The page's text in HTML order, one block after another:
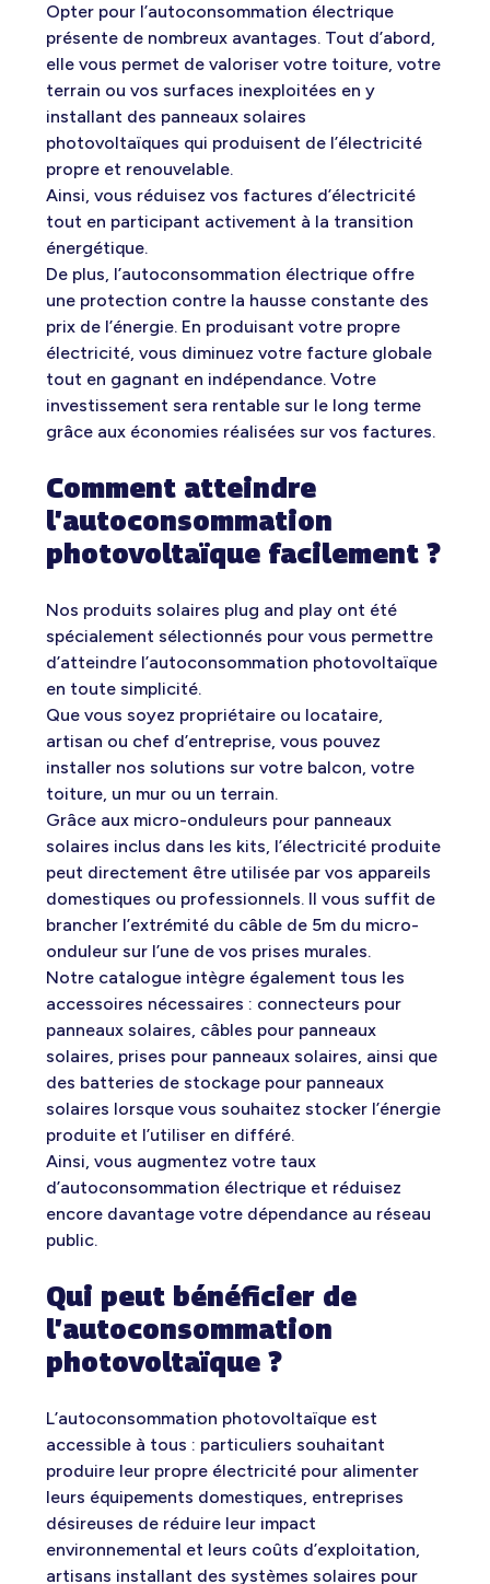
Opter pour l’autoconsommation électrique
présente de nombreux avantages. Tout d’abord,
elle vous permet de valoriser votre toiture, votre
terrain ou vos surfaces inexploitées en y
installant des panneaux solaires
photovoltaïques qui produisent de l’électricité
propre et renouvelable.
Ainsi, vous réduisez vos factures d’électricité
tout en participant activement à la transition
énergétique.
De plus, l’autoconsommation électrique offre
une protection contre la hausse constante des
prix de l’énergie. En produisant votre propre
électricité, vous diminuez votre facture globale
tout en gagnant en indépendance. Votre
investissement sera rentable sur le long terme
grâce aux économies réalisées sur vos factures.
Comment atteindre
l’autoconsommation
photovoltaïque facilement ?
Nos produits solaires plug and play ont été
spécialement sélectionnés pour vous permettre
d’atteindre l’autoconsommation photovoltaïque
en toute simplicité.
Que vous soyez propriétaire ou locataire,
artisan ou chef d’entreprise, vous pouvez
installer nos solutions sur votre balcon, votre
toiture, un mur ou un terrain.
Grâce aux micro-onduleurs pour panneaux
solaires inclus dans les kits, l’électricité produite
peut directement être utilisée par vos appareils
domestiques ou professionnels. Il vous suffit de
brancher l’extrémité du câble de 5m du micro-
onduleur sur l’une de vos prises murales.
Notre catalogue intègre également tous les
accessoires nécessaires : connecteurs pour
panneaux solaires, câbles pour panneaux
solaires, prises pour panneaux solaires, ainsi que
des batteries de stockage pour panneaux
solaires lorsque vous souhaitez stocker l’énergie
produite et l’utiliser en différé.
Ainsi, vous augmentez votre taux
d’autoconsommation électrique et réduisez
encore davantage votre dépendance au réseau
public.
Qui peut bénéficier de
l’autoconsommation
photovoltaïque ?
L’autoconsommation photovoltaïque est
accessible à tous : particuliers souhaitant
produire leur propre électricité pour alimenter
leurs équipements domestiques, entreprises
désireuses de réduire leur impact
environnemental et leurs coûts d’exploitation,
artisans installant des systèmes solaires pour